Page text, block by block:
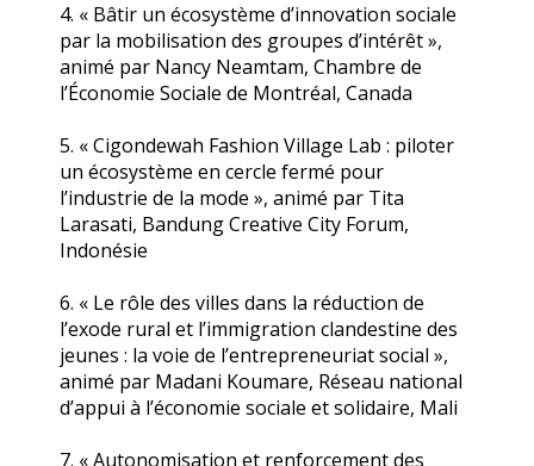
4. « Bâtir un écosystème d’innovation sociale
par la mobilisation des groupes d’intérêt »,
animé par Nancy Neamtam, Chambre de
l’Économie Sociale de Montréal, Canada
5. « Cigondewah Fashion Village Lab : piloter
un écosystème en cercle fermé pour
l’industrie de la mode », animé par Tita
Larasati, Bandung Creative City Forum,
Indonésie
6. « Le rôle des villes dans la réduction de
l’exode rural et l’immigration clandestine des
jeunes : la voie de l’entrepreneuriat social »,
animé par Madani Koumare, Réseau national
d’appui à l’économie sociale et solidaire, Mali
7. « Autonomisation et renforcement des